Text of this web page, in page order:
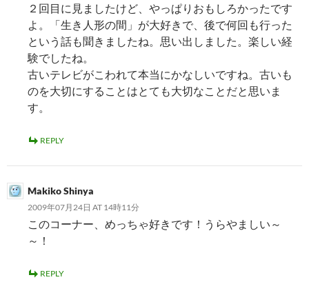
２回目に見ましたけど、やっぱりおもしろかったです
よ。「生き人形の間」が大好きで、後で何回も行った
という話も聞きましたね。思い出しました。楽しい経
験でしたね。
古いテレビがこわれて本当にかなしいですね。古いも
のを大切にすることはとても大切なことだと思いま
す。
REPLY
Makiko Shinya
2009年07月24日 AT 14時11分
このコーナー、めっちゃ好きです！うらやましい～
～！
REPLY